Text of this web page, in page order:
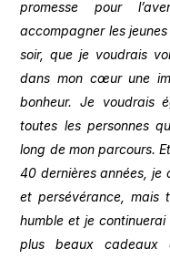
promesse pour
accompagner les
soir, que je voudrais
dans mon cœur une
bonheur. Je voudrais
toutes les personnes
long de mon parcours.
40 dernières années,
et persévérance, mais
humble et je
plus beaux cadeaux